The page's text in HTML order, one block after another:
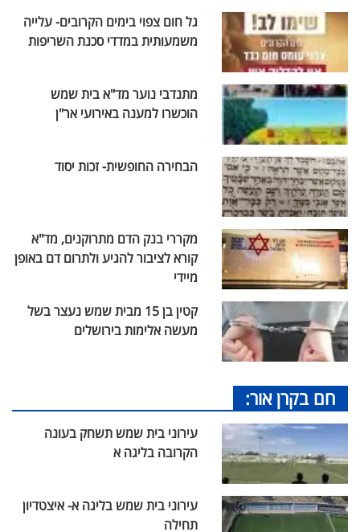
גל חום צפוי בימים הקרובים- עלייה
משמעותית במדדי סכנת השריפות
מתנדבי נוער מד"א בית שמש
הוכשרו למענה באירועי אר"ן
הבחירה החופשית- זכות יסוד
מקררי בנק הדם מתרוקנים, מד"א
קורא לציבור להגיע ולתרום דם באופן
מיידי
קטין בן 15 מבית שמש נעצר בשל
מעשה אלימות בירושלים
חם בקרן אור:
עירוני בית שמש תשחק בעונה
הקרובה בליגה א
עירוני בית שמש בליגה א- איצטדיון
תחילה